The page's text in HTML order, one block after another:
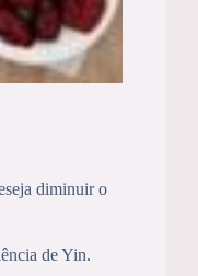
diminuir o
de Yin.